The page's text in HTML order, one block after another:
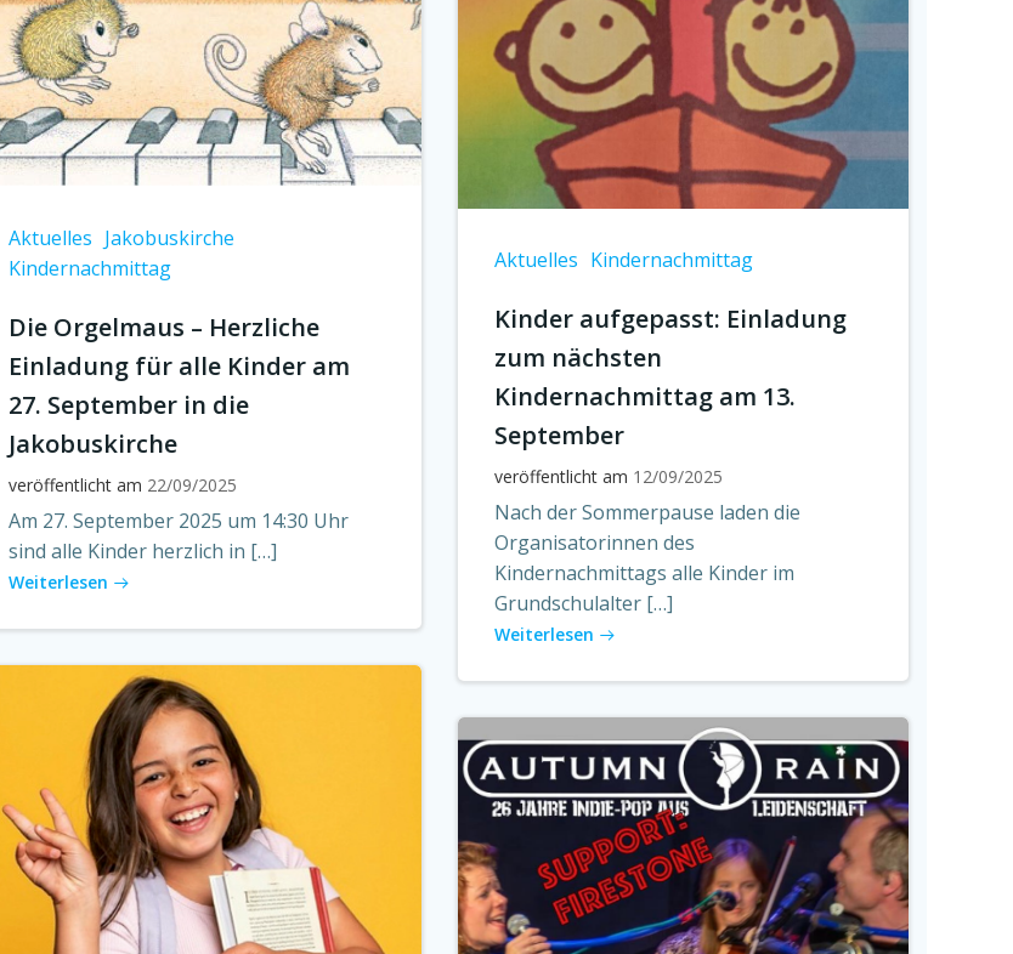
Aktuelles Jakobuskirche
Kindernachmittag
Die Orgelmaus – Herzliche
Einladung für alle Kinder am
27. September in die
Jakobuskirche
veröffentlicht am 22/09/2025
Am 27. September 2025 um 14:30 Uhr
sind alle Kinder herzlich in […]
Weiterlesen
Aktuelles Kindernachmittag
Kinder aufgepasst: Einladung
zum nächsten
Kindernachmittag am 13.
September
veröffentlicht am 12/09/2025
Nach der Sommerpause laden die
Organisatorinnen des
Kindernachmittags alle Kinder im
Grundschulalter […]
Weiterlesen